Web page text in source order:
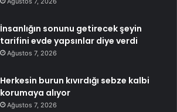
İnsanlığın sonunu getirecek şeyin
tarifini evde yapsınlar diye verdi
Ağustos 7, 2026
Herkesin burun kıvırdığı sebze kalbi
korumaya alıyor
Ağustos 7, 2026